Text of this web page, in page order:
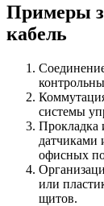
Примеры
кабель
системы
Прокладка
датчиками
офисных
или
щитов.